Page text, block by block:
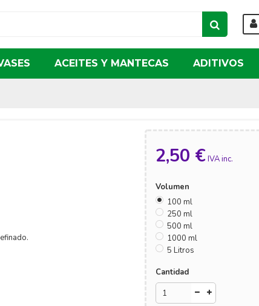
ACEITES Y MANTECAS ADITIVOS
2,50 €IVA inc.
Volumen
100 ml
250 ml
500 ml
1000 ml
5 Litros
Cantidad